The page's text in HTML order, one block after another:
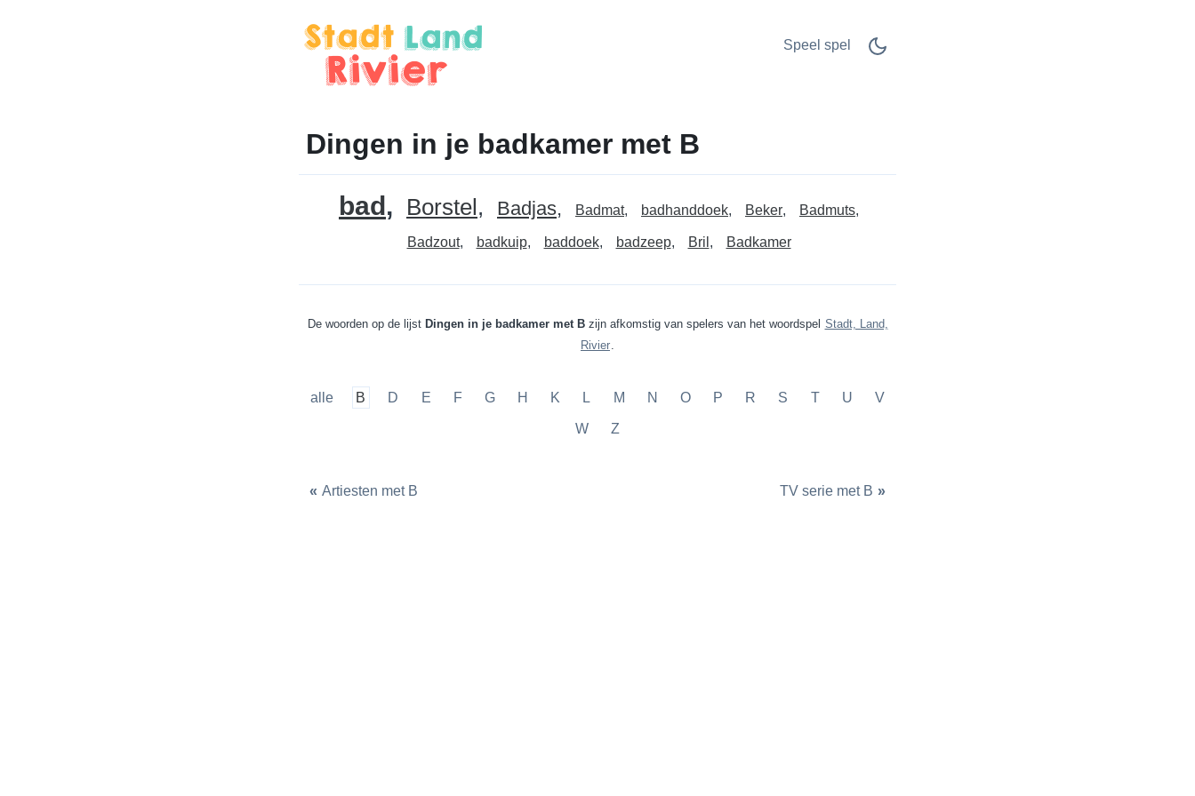
Speel spel
Dingen in je badkamer met B
bad Borstel Badjas Badmat badhanddoek Beker Badmuts
Badzout badkuip baddoek badzeep Bril Badkamer
De woorden op de lijst Dingen in je badkamer met Bzijn afkomstig van spelers van het woordspel Stadt, Land,
Rivier.
alle B D E F G H K L M N O P R S T U V
W Z
« Artiesten met B TV serie met B »